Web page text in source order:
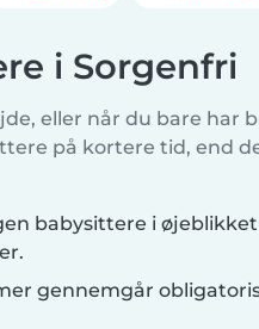
i Sorgenfri
eller når du bare har
på kortere tid, end
babysittere i
gennemgår